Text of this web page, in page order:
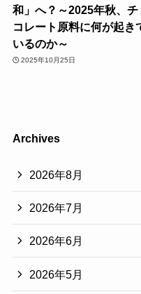
和」へ？～2025年秋、チ
コレート原料に何が起き
いるのか～
2025年10月25日
Archives
2026年8月
2026年7月
2026年6月
2026年5月